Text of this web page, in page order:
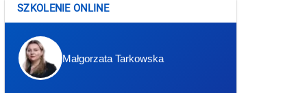
SZKOLENIE ONLINE
Małgorzata Tarkowska